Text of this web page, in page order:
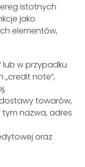
istotnych
jako
elementów,
lub w przypadku
note”,
towarów,
nazwa, adres
oraz